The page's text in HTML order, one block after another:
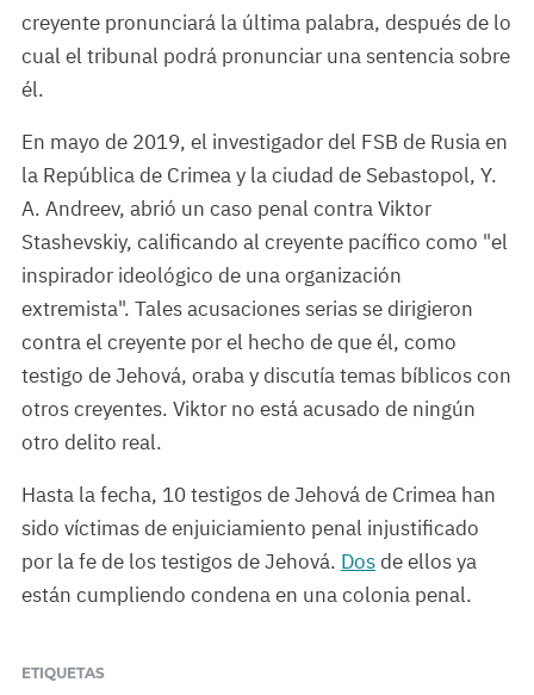
creyente pronunciará la última palabra, después de lo
cual el tribunal podrá pronunciar una sentencia sobre
él.
En mayo de 2019, el investigador del FSB de Rusia en
la República de Crimea y la ciudad de Sebastopol, Y.
A. Andreev, abrió un caso penal contra Viktor
Stashevskiy, calificando al creyente pacífico como "el
inspirador ideológico de una organización
extremista". Tales acusaciones serias se dirigieron
contra el creyente por el hecho de que él, como
testigo de Jehová, oraba y discutía temas bíblicos con
otros creyentes. Viktor no está acusado de ningún
otro delito real.
Hasta la fecha, 10 testigos de Jehová de Crimea han
sido víctimas de enjuiciamiento penal injustificado
por la fe de los testigos de Jehová. Dosde ellos ya
están cumpliendo condena en una colonia penal.
ETIQUETAS